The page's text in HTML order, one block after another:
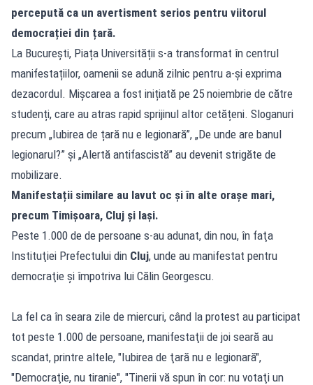
percepută ca un avertisment serios pentru viitorul
democrației din țară.
La București, Piața Universității s-a transformat în centrul
manifestațiilor, oamenii se adună zilnic pentru a-și exprima
dezacordul. Mișcarea a fost inițiată pe 25 noiembrie de către
studenți, care au atras rapid sprijinul altor cetățeni. Sloganuri
precum „Iubirea de țară nu e legionară”, „De unde are banul
legionarul?” și „Alertă antifascistă” au devenit strigăte de
mobilizare.
Manifestații similare au lavut oc și în alte orașe mari,
precum Timișoara, Cluj și Iași.
Peste 1.000 de de persoane s-au adunat, din nou, în faţa
Instituţiei Prefectului din Cluj, unde au manifestat pentru
democraţie şi împotriva lui Călin Georgescu.
La fel ca în seara zile de miercuri, când la protest au participat
tot peste 1.000 de persoane, manifestaţii de joi seară au
scandat, printre altele, "Iubirea de ţară nu e legionară",
"Democraţie, nu tiranie", "Tinerii vă spun în cor: nu votaţi un